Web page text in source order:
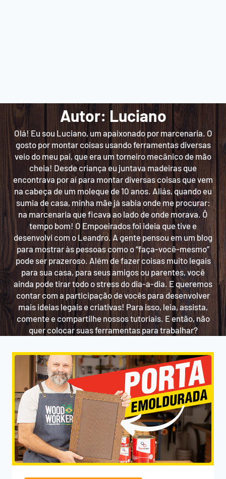
Autor: Luciano
Olá! Eu sou Luciano, um apaixonado por marcenaria. O
gosto por montar coisas usando ferramentas diversas
veio do meu pai, que era um torneiro mecânico de mão
cheia! Desde criança eu juntava madeiras que
encontrava por aí para montar diversas coisas que vem
na cabeça de um moleque de 10 anos. Aliás, quando eu
sumia de casa, minha mãe já sabia onde me procurar:
na marcenaria que ficava ao lado de onde morava. Ô
tempo bom! O Empoeirados foi ideia que tive e
desenvolvi com o Leandro. A gente pensou em um blog
para mostrar às pessoas como o “faça-você-mesmo”
pode ser prazeroso. Além de fazer coisas muito legais
para sua casa, para seus amigos ou parentes, você
ainda pode tirar todo o stress do dia-a-dia. E queremos
contar com a participação de vocês para desenvolver
mais ideias legais e criativas! Para isso, leia, assista,
comente e compartilhe nossos tutoriais. E então, não
quer colocar suas ferramentas para trabalhar?